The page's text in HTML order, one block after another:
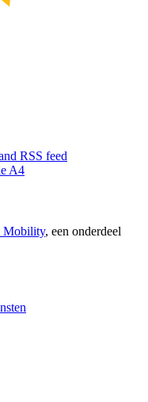
RSS feed
A4
Mobility, een onderdeel